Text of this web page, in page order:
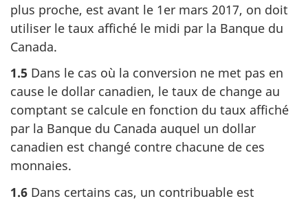
plus proche, est avant le 1er mars 2017, on doit
utiliser le taux affiché le midi par la Banque du
Canada.
1.5 Dans le cas où la conversion ne met pas en
cause le dollar canadien, le taux de change au
comptant se calcule en fonction du taux affiché
par la Banque du Canada auquel un dollar
canadien est changé contre chacune de ces
monnaies.
1.6 Dans certains cas, un contribuable est